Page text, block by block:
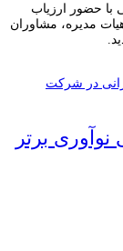
با حضور ارزیاب
مدیره، مشاوران
برتر